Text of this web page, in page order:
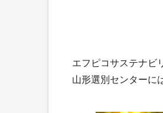
エフピコサステナビ
山形選別センターに